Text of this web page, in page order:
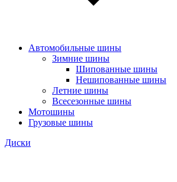
Автомобильные шины
Зимние шины
Шипованные шины
Нешипованные шины
Летние шины
Всесезонные шины
Мотошины
Грузовые шины
Диски